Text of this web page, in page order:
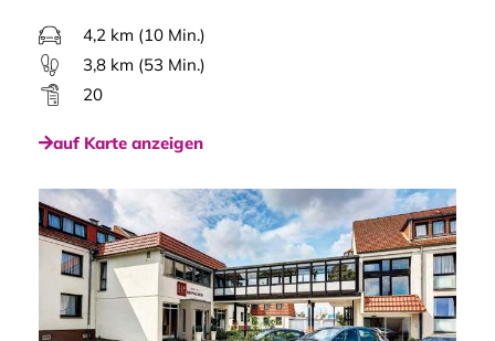
4,2 km (10 Min.)
3,8 km (53 Min.)
20
auf Karte anzeigen